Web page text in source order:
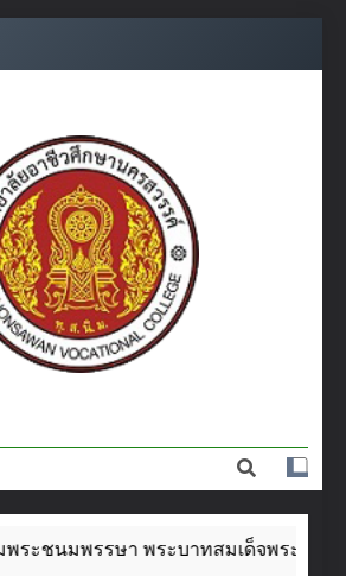
อาชีวศึกษา
นครสวรรค์
ะชนมพรรษา พระบาทสมเด็จพระเจ้าอ